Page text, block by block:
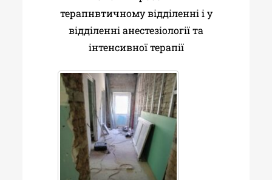
терапнвтичному відділенні і у
відділенні анестезіології та
інтенсивної терапії